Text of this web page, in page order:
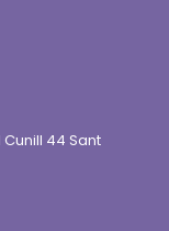
44 Sant